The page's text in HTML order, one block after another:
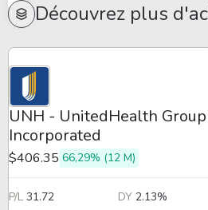
Découvrez plus
UNH - UnitedHealth Group
Incorporated
$406.35 66,29% (12 M)
P/L 31.72 DY 2.13%